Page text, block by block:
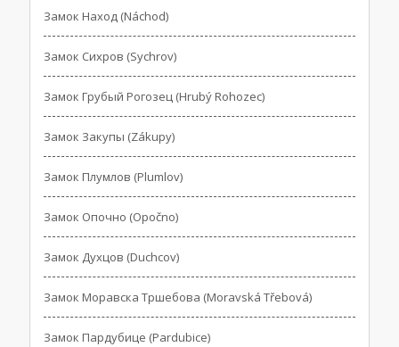
Замок Наход (Náchod)
Замок Сихров (Sychrov)
Замок Грубый Рогозец (Hrubý Rohozec)
Замок Закупы (Zákupy)
Замок Плумлов (Plumlov)
Замок Опочно (Opočno)
Замок Духцов (Duchcov)
Замок Моравска Тршебова (Moravská Třebová)
Замок Пардубице (Pardubice)